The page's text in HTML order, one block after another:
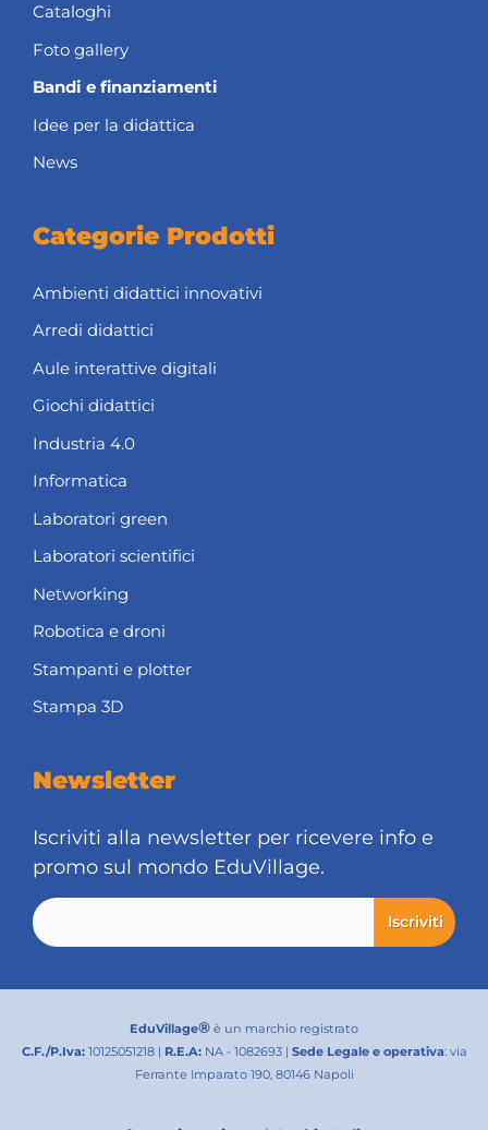
Cataloghi
Foto gallery
Bandi e finanziamenti
Idee per la didattica
News
Categorie Prodotti
Ambienti didattici innovativi
Arredi didattici
Aule interattive digitali
Giochi didattici
Industria 4.0
Informatica
Laboratori green
Laboratori scientifici
Networking
Robotica e droni
Stampanti e plotter
Stampa 3D
Newsletter
Iscriviti alla newsletter per ricevere info e
promo sul mondo EduVillage.
EduVillage® è un marchio registrato
C.F./P.Iva: 10125051218 | R.E.A: NA - 1082693 | Sede Legale e operativa: via
Ferrante Imparato 190, 80146 Napoli